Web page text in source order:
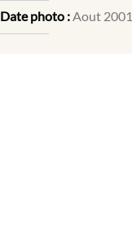
Date photo :Aout 2001